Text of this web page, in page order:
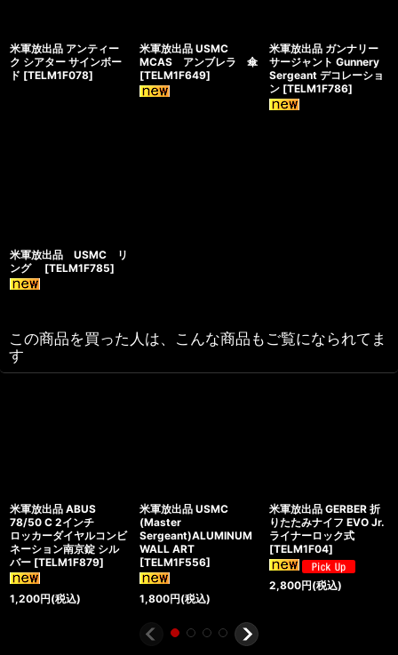
米軍放出品 アンティー
ク シアター サインボー
ド [TELM1F078]
米軍放出品 USMC
MCAS アンブレラ 傘
[TELM1F649]
米軍放出品 ガンナリー
サージャント Gunnery
Sergeant デコレーショ
ン [TELM1F786]
米軍放出品 USMC リ
ング
[TELM1F785]
この商品を買った人は、こんな商品もご覧になられてま
す
米軍放出品 ABUS
78/50 C 2インチ
ロッカーダイヤルコンビ
ネーション南京錠 シル
バー [TELM1F879]
1,200円(税込)
米軍放出品 USMC
(Master
Sergeant)ALUMINUM
WALL ART
[TELM1F556]
1,800円(税込)
米軍放出品 GERBER 折
りたたみナイフ EVO Jr.
ライナーロック式
[TELM1F04]
2,800円(税込)